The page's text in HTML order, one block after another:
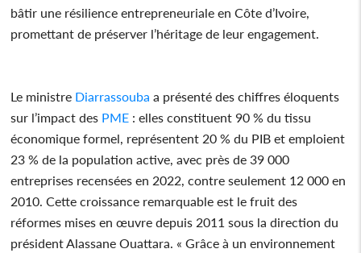
bâtir une résilience entrepreneuriale en Côte d’Ivoire,
promettant de préserver l’héritage de leur engagement.
Le ministre Diarrassoubaa présenté des chiffres éloquents
sur l’impact des PME : elles constituent 90 % du tissu
économique formel, représentent 20 % du PIB et emploient
23 % de la population active, avec près de 39 000
entreprises recensées en 2022, contre seulement 12 000 en
2010. Cette croissance remarquable est le fruit des
réformes mises en œuvre depuis 2011 sous la direction du
président Alassane Ouattara. « Grâce à un environnement